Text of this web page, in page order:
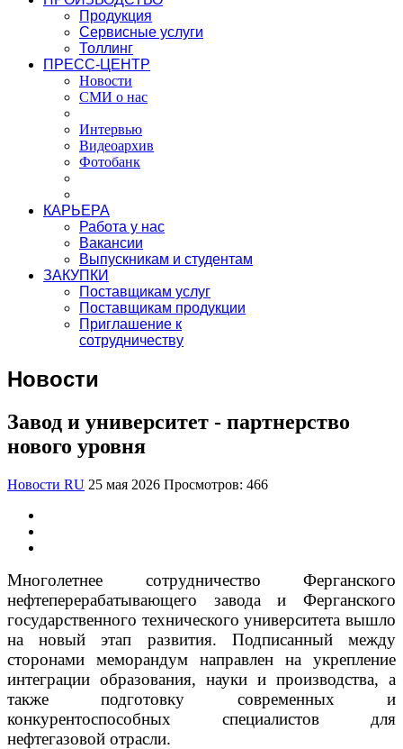
Продукция
Сервисные услуги
Толлинг
ПРЕСС-ЦЕНТР
Новости
СМИ о нас
Интервью
Видеоархив
Фотобанк
КАРЬЕРА
Работа у нас
Вакансии
Выпускникам и студентам
ЗАКУПКИ
Поставщикам услуг
Поставщикам продукции
Приглашение к
сотрудничеству
Новости
Завод и университет - партнерство
нового уровня
Новости RU 25 мая 2026 Просмотров: 466
Многолетнее сотрудничество Ферганского
нефтеперерабатывающего завода и Ферганского
государственного технического университета вышло
на новый этап развития. Подписанный между
сторонами меморандум направлен на укрепление
интеграции образования, науки и производства, а
также подготовку современных и
конкурентоспособных специалистов для
нефтегазовой отрасли.